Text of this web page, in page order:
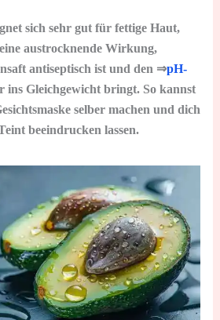
sich sehr gut für fettige Haut,
austrocknende Wirkung,
antiseptisch ist und den ⇒pH-
ins Gleichgewicht bringt. So kannst
selber machen und dich
beeindrucken lassen.